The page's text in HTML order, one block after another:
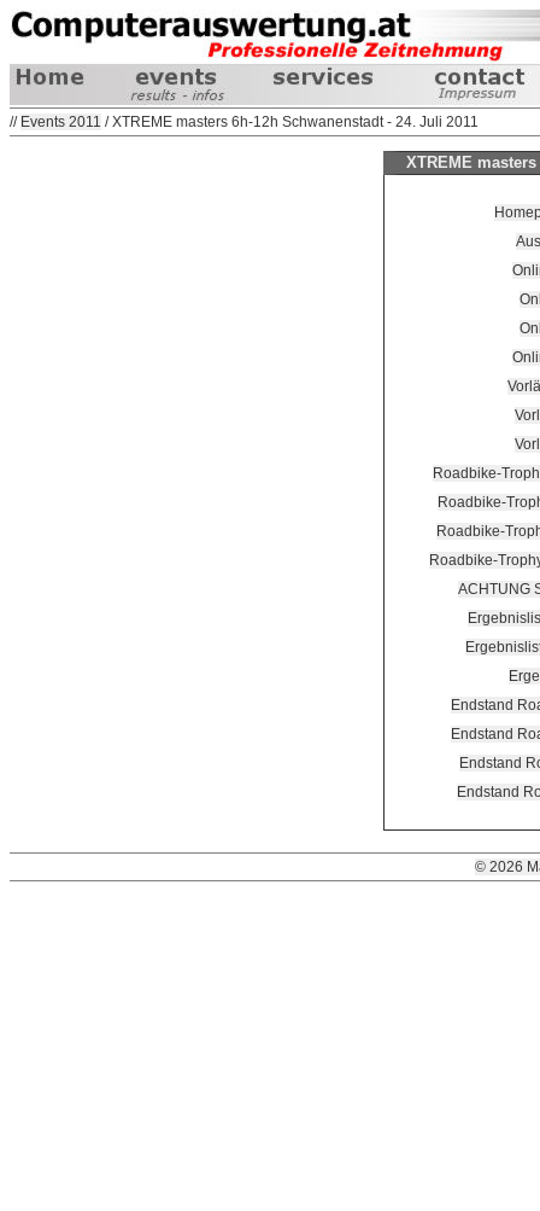
// Events 2011 / XTREME masters 6h-12h Schwanenstadt - 24. Juli 2011
XTREME
Roadbike-
Roadbike-
Roadbike-
Roadbike-
ACHTUNG
Endstand
Endstand
Endstand
Endstand
© 2026